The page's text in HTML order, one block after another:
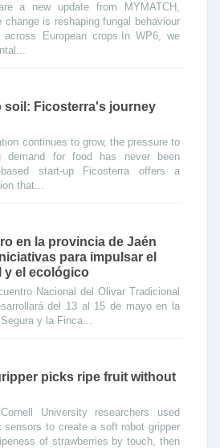
a new update from MYMATCH,
change is reshaping fungal behaviour
European crops.In WP6, we
soil: Ficosterra's journey
continues to grow, the pressure to
demand for food has never been
start-up Ficosterra offers a
that...
en la provincia de Jaén
para impulsar el
y el ecológico
Nacional del Olivar Tradicional
del 13 al 15 de mayo en la
y la Finca...
picks ripe fruit without
University researchers used
sensors to create a soft robot gripper
of strawberries by touch, then